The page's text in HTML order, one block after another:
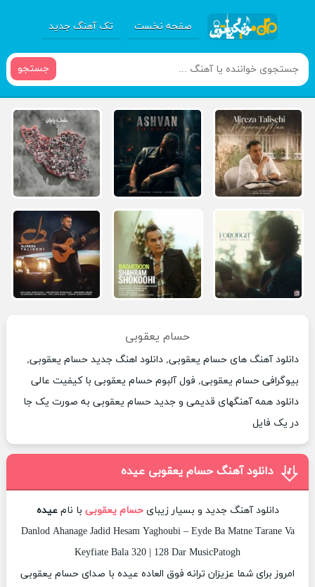
صفحه نخست تک آهنگ جدید
جستجو
حسام یعقوبی
دانلود آهنگ های حسام یعقوبی, دانلود اهنگ جدید حسام یعقوبی,
بیوگرافی حسام یعقوبی, فول آلبوم حسام یعقوبی با کیفیت عالی
دانلود همه آهنگهای قدیمی و جدید حسام یعقوبی به صورت یک جا
در یک فایل
دانلود آهنگ حسام یعقوبی عیده
دانلود آهنگ جدید و بسیار زیبایحسام یعقوبی با نامعیده
Danlod Ahanage Jadid Hesam Yaghoubi – Eyde Ba Matne Tarane Va
Keyfiate Bala 320 | 128 Dar MusicPatogh
امروز برای شما عزیزان ترانه فوق العاده عیده با صدای حسام یعقوبی